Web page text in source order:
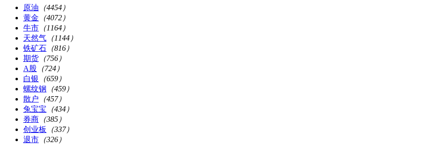
原油 （4454）
黄金 （4072）
牛市 （1164）
天然气 （1144）
铁矿石 （816）
期货 （756）
A股 （724）
白银
（659）
螺纹钢 （459）
散户 （457）
兔宝宝 （434）
券商 （385）
创业板
（337）
退市 （326）